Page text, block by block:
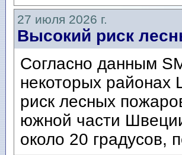
27 июля 2026 г.
Высокий риск
Согласно данным
некоторых районах
риск лесных
южной части
около 20 градусов,